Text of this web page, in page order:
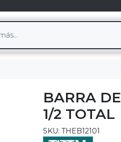
BARRA
1/2 TOTAL
SKU: THEB12101